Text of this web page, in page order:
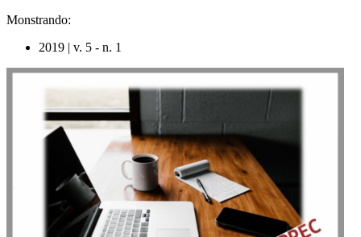
Monstrando:
2019 | v. 5 - n. 1